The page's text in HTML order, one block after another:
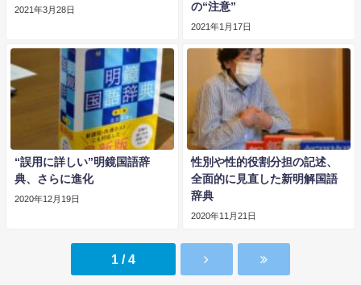
2021年3月28日
の“注意”
2021年1月17日
“誤用に詳しい”明鏡国語辞
典、さらに進化
2020年12月19日
性別や性的役割分担の記述、
全面的に見直した新明解国語
辞典
2020年11月21日
1 / 4